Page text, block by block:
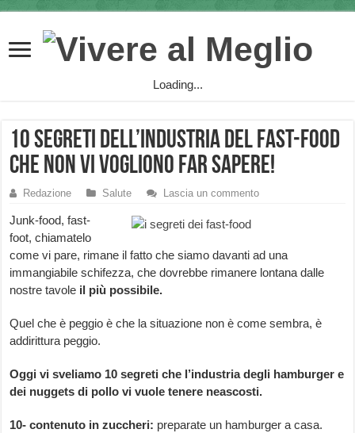
Loading...
10 segreti dell’industria del fast-food
che non vi vogliono far sapere!
Redazione Salute Lascia un commento
Junk-food, fast-
foot, chiamatelo
come vi pare, rimane il fatto che siamo davanti ad una
immangiabile schifezza, che dovrebbe rimanere lontana dalle
nostre tavole il più possibile.
Quel che è peggio è che la situazione non è come sembra, è
addirittura peggio.
Oggi vi sveliamo 10 segreti che l’industria degli hamburger e
dei nuggets di pollo vi vuole tenere neascosti.
10-contenuto in zuccheri: preparate un hamburger a casa.